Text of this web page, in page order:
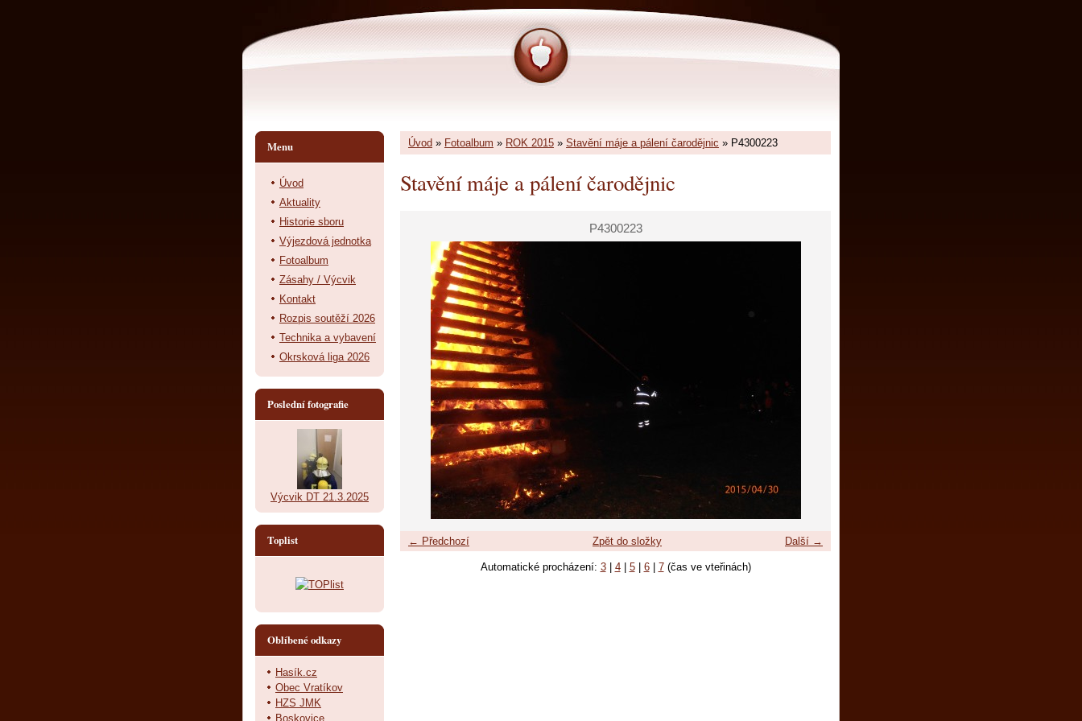
Úvod » Fotoalbum » ROK 2015 » Stavění máje a pálení čarodějnic » P4300223
Stavění máje a pálení čarodějnic
P4300223
← Předchozí Další →
Zpět do složky
Automatické procházení: 3| 4| 5| 6| 7(čas ve vteřinách)
Menu
Úvod
Aktuality
Historie sboru
Výjezdová jednotka
Fotoalbum
Zásahy / Výcvik
Kontakt
Rozpis soutěží 2026
Technika a vybavení
Okrsková liga 2026
Poslední fotografie
Výcvik DT 21.3.2025
Toplist
Oblíbené odkazy
Hasík.cz
Obec Vratíkov
HZS JMK
Boskovice